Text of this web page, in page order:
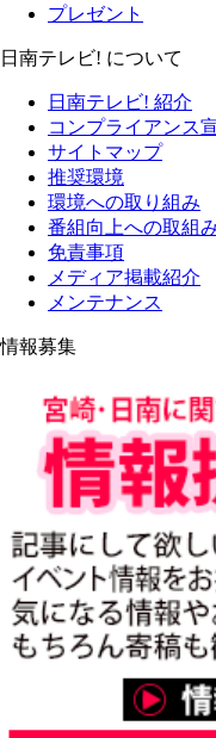
プレゼント
日南テレビ! について
日南テレビ! 紹介
コンプライアンス
サイトマップ
推奨環境
環境への取り組み
番組向上への取組
免責事項
メディア掲載紹介
メンテナンス
情報募集